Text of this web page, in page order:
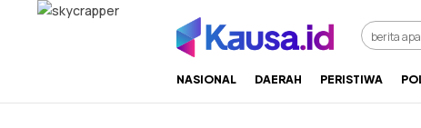
kausa
menuntaskan makna berita
NASIONAL DAERAH PERISTIWA